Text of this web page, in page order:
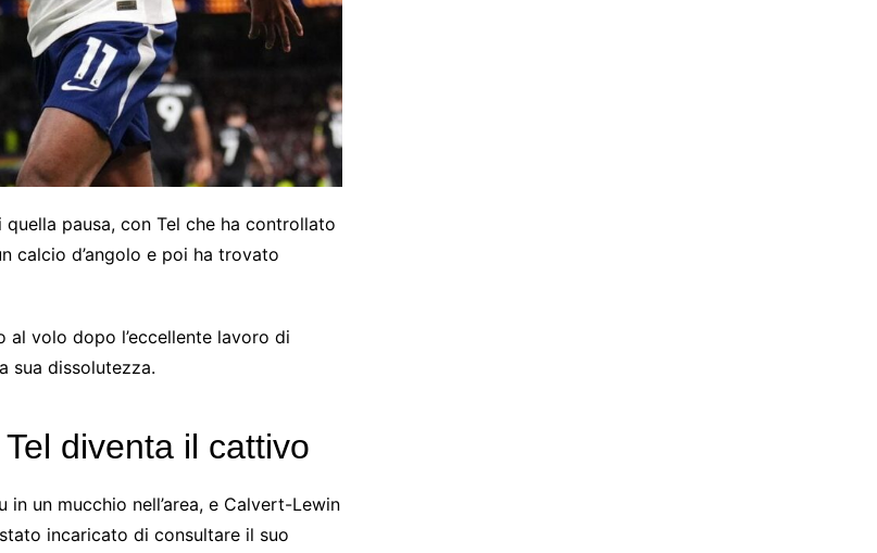
pausa, con Tel che ha controllato
calcio d’angolo e poi ha trovato
al volo dopo l’eccellente lavoro di
sua dissolutezza.
diventa il cattivo
un mucchio nell’area, e Calvert-Lewin
incaricato di consultare il suo